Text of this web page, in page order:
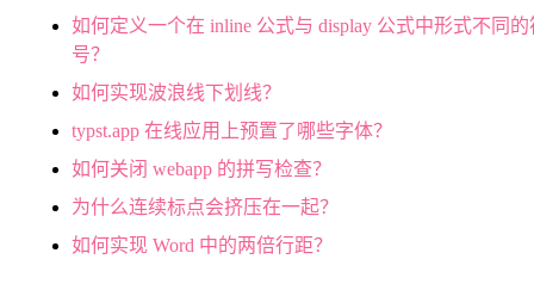
如何定义一个在 inline 公式与 display 公式中形式不同的
号？
如何实现波浪线下划线？
typst.app 在线应用上预置了哪些字体？
如何关闭 webapp 的拼写检查？
为什么连续标点会挤压在一起？
如何实现 Word 中的两倍行距？